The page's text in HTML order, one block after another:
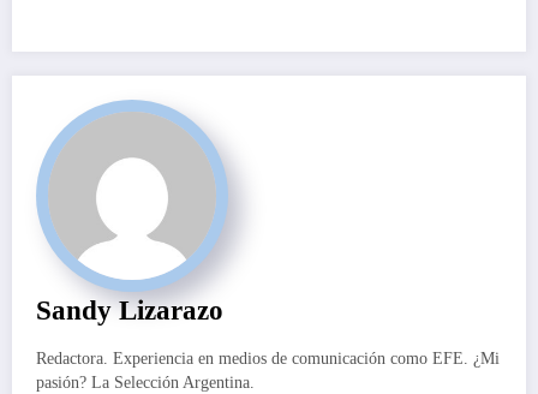
Sandy Lizarazo
Redactora. Experiencia en medios de comunicación como EFE. ¿Mi
pasión? La Selección Argentina.